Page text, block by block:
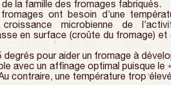
la famille des fromages fabriqués.
ont besoin d’une
microbienne de
en surface (croûte du fromage) et
pour aider un fromage à
avec un affinage optimal puisque le
contraire, une température trop